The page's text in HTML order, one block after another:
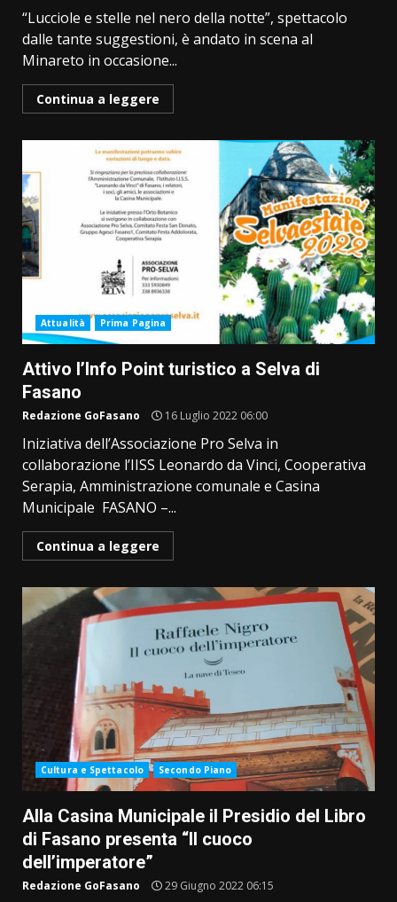
“Lucciole e stelle nel nero della notte”, spettacolo
dalle tante suggestioni, è andato in scena al
Minareto in occasione...
Continua a leggere
Attualità Prima Pagina
Attivo l’Info Point turistico a Selva di
Fasano
Redazione GoFasano 16 Luglio 2022 06:00
Iniziativa dell’Associazione Pro Selva in
collaborazione l’IISS Leonardo da Vinci, Cooperativa
Serapia, Amministrazione comunale e Casina
Municipale FASANO –...
Continua a leggere
Cultura e Spettacolo Secondo Piano
Alla Casina Municipale il Presidio del Libro
di Fasano presenta “Il cuoco
dell’imperatore”
Redazione GoFasano 29 Giugno 2022 06:15